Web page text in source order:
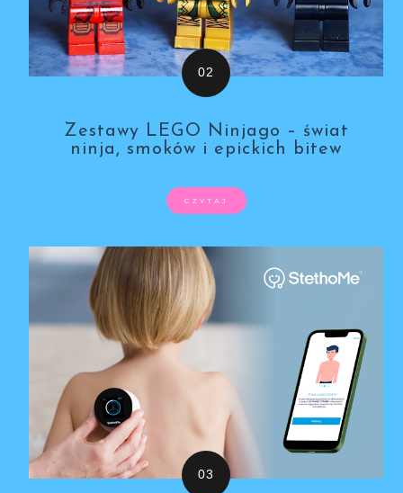
Zestawy LEGO Ninjago – świat
ninja, smoków i epickich bitew
CZYTAJ